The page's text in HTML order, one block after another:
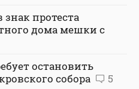
знак протеста
дома мешки с
остановить
собора
5